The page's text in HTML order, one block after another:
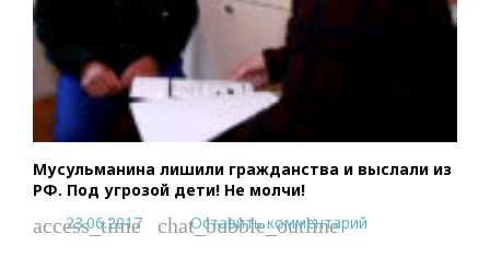
Мусульманина лишили гражданства и выслали из
РФ. Под угрозой дети! Не молчи!
access_time
23.06.2017 chat_bubble_outline
Оставить комментарий